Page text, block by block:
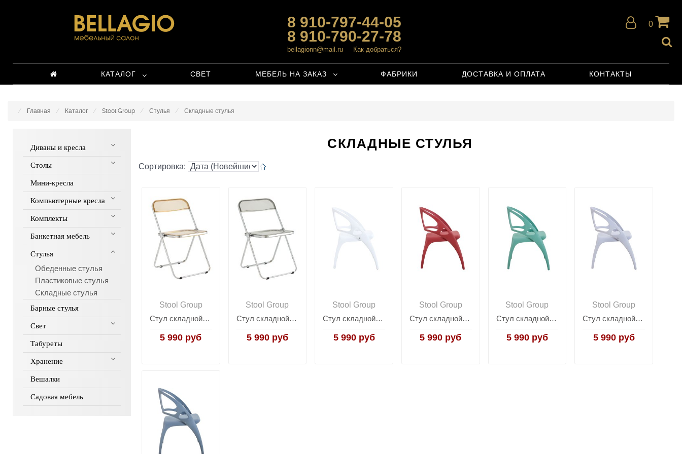
8 910-797-44-05
8 910-790-27-78
bellagionn@mail.ru Как добраться?
0
КАТАЛОГ СВЕТ МЕБЕЛЬ НА ЗАКАЗ ФАБРИКИ ДОСТАВКА И ОПЛАТА КОНТАКТЫ
Главная Каталог Stool Group Стулья Складные стулья
Диваны и кресла
Столы
Мини-кресла
Компьютерные кресла
Комплекты
Банкетная мебель
Стулья
Обеденные стулья
Пластиковые стулья
Складные стулья
Барные стулья
Свет
Табуреты
Хранение
Вешалки
Садовая мебель
СКЛАДНЫЕ СТУЛЬЯ
Сортировка:
Stool Group
Стул складной Fold Amber янтарный
5 990 руб
Stool Group
Стул складной Fold Smoke серый
5 990 руб
Stool Group
Стул складной Liara пластик белый
5 990 руб
Stool Group
Стул складной Liara пластик бордо
5 990 руб
Stool Group
Стул складной Liara пластик нежно-зеленый
5 990 руб
Stool Group
Стул складной Liara пластик нежно-фиолетовый
5 990 руб